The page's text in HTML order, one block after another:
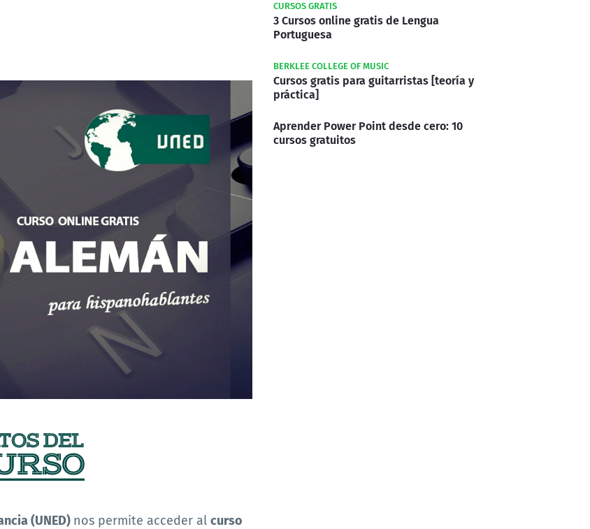
(UNED) nos permite acceder al curso
CURSOS GRATIS
3 Cursos online gratis de Lengua
Portuguesa
BERKLEE COLLEGE OF MUSIC
Cursos gratis para guitarristas [teoría y
práctica]
Aprender Power Point desde cero: 10
cursos gratuitos